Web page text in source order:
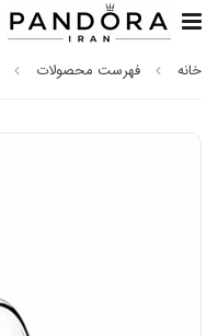
خانه فهرست محصولات